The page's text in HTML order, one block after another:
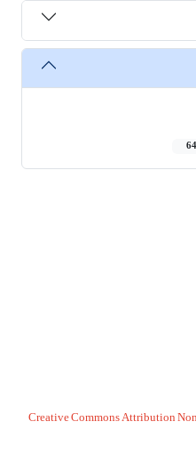
Creative Commons Attribution